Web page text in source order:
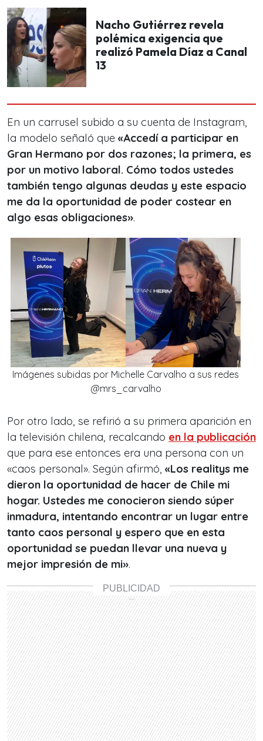
Nacho Gutiérrez revela
polémica exigencia que
realizó Pamela Díaz a Canal
13
En un carrusel subido a su cuenta de Instagram,
la modelo señaló que «Accedí a participar en
Gran Hermano por dos razones; la primera, es
por un motivo laboral. Cómo todos ustedes
también tengo algunas deudas y este espacio
me da la oportunidad de poder costear en
algo esas obligaciones».
Imágenes subidas por Michelle Carvalho a sus redes
@mrs_carvalho
Por otro lado, se refirió a su primera aparición en
la televisión chilena, recalcando en la publicación
que para ese entonces era una persona con un
«caos personal». Según afirmó, «Los realitys me
dieron la oportunidad de hacer de Chile mi
hogar. Ustedes me conocieron siendo súper
inmadura, intentando encontrar un lugar entre
tanto caos personal y espero que en esta
oportunidad se puedan llevar una nueva y
mejor impresión de mi».